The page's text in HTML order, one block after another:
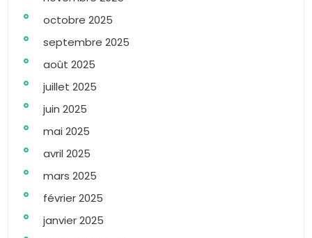
octobre 2025
septembre 2025
août 2025
juillet 2025
juin 2025
mai 2025
avril 2025
mars 2025
février 2025
janvier 2025